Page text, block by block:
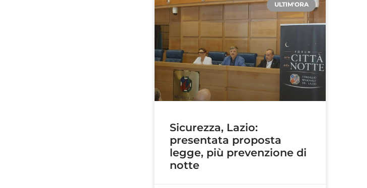
ULTIM'ORA
Sicurezza, Lazio:
presentata proposta
legge, più prevenzione di
notte